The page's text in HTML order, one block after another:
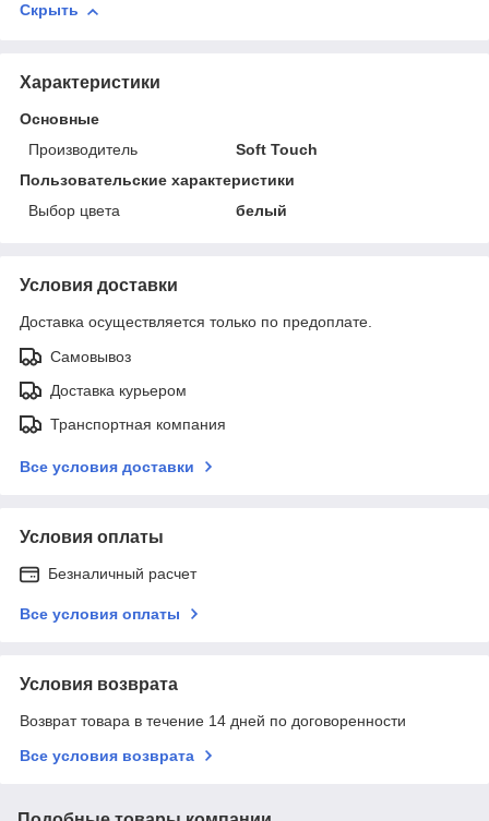
Скрыть
Характеристики
Основные
Производитель
Soft Touch
Пользовательские характеристики
Выбор цвета
белый
Условия доставки
Доставка осуществляется только по предоплате.
Самовывоз
Доставка курьером
Транспортная компания
Все условия доставки
Условия оплаты
Безналичный расчет
Все условия оплаты
Условия возврата
Возврат товара в течение 14 дней по договоренности
Все условия возврата